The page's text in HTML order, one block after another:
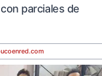
parciales de
.com